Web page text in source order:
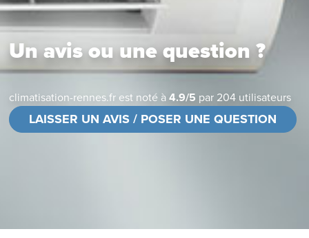
Un avis ou une question ?
climatisation-rennes.fr est noté à4.9/5 par 204 utilisateurs
LAISSER UN AVIS / POSER UNE QUESTION